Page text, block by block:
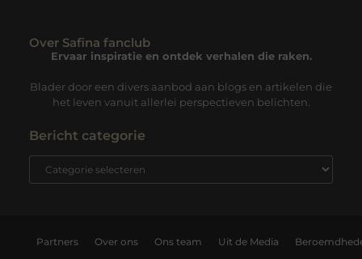
Over Safina fanclub
Ervaar inspiratie en ontdek verhalen die raken.
Blader door een divers aanbod aan blogs en artikelen die
het leven vanuit allerlei perspectieven belichten.
Bericht categorie
Partners Over ons Ons team Uit de Media